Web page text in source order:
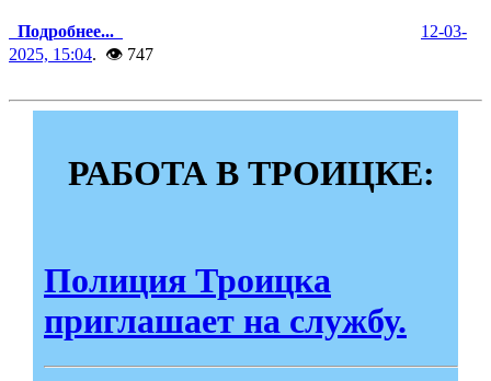
Подробнее...
12-03-
2025, 15:04. 👁 747
РАБОТА В ТРОИЦКЕ:
Полиция Троицка
приглашает на службу.